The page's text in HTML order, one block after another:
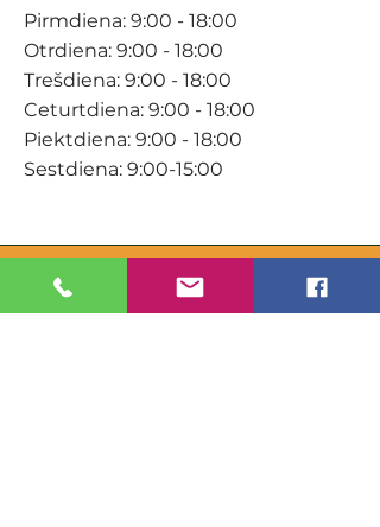
Pirmdiena: 9:00 - 18:00
Otrdiena: 9:00 - 18:00
Trešdiena: 9:00 - 18:00
Ceturtdiena: 9:00 - 18:00
Piektdiena: 9:00 - 18:00
Sestdiena: 9:00-15:00
KONTAKTI